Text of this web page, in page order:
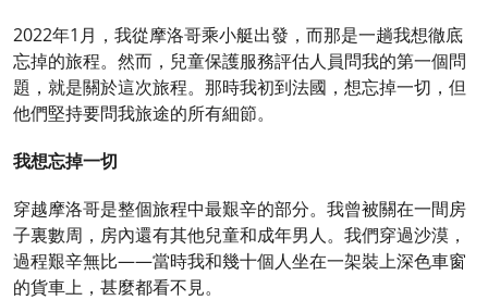
2022年1月，我從摩洛哥乘小艇出發，而那是一趟我想徹底
忘掉的旅程。然而，兒童保護服務評估人員問我的第一個問
題，就是關於這次旅程。那時我初到法國，想忘掉一切，但
他們堅持要問我旅途的所有細節。
我想忘掉一切
穿越摩洛哥是整個旅程中最艱辛的部分。我曾被關在一間房
子裏數周，房內還有其他兒童和成年男人。我們穿過沙漠，
過程艱辛無比——當時我和幾十個人坐在一架裝上深色車窗
的貨車上，甚麼都看不見。